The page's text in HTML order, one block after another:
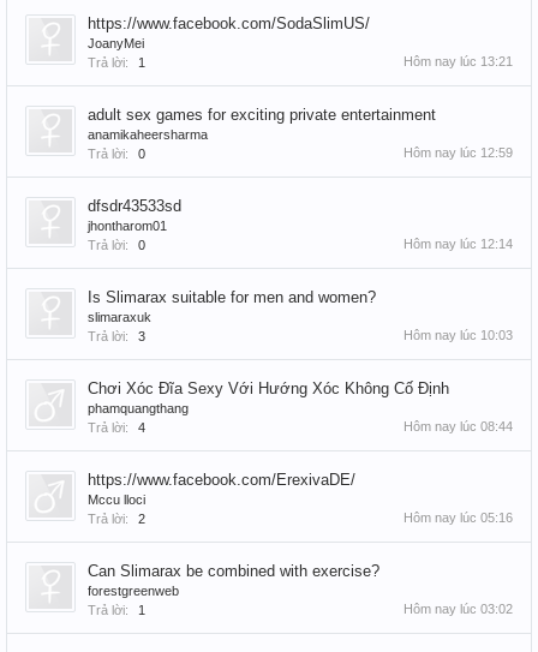
https://www.facebook.com/SodaSlimUS/
JoanyMei
Trả lời:
1 Hôm nay lúc 13:21
adult sex games for exciting private entertainment
anamikaheersharma
Trả lời:
0 Hôm nay lúc 12:59
dfsdr43533sd
jhontharom01
Trả lời:
0 Hôm nay lúc 12:14
Is Slimarax suitable for men and women?
slimaraxuk
Trả lời:
3 Hôm nay lúc 10:03
Chơi Xóc Đĩa Sexy Với Hướng Xóc Không Cố Định
phamquangthang
Trả lời:
4 Hôm nay lúc 08:44
https://www.facebook.com/ErexivaDE/
Mccu lloci
Trả lời:
2 Hôm nay lúc 05:16
Can Slimarax be combined with exercise?
forestgreenweb
Trả lời:
1 Hôm nay lúc 03:02